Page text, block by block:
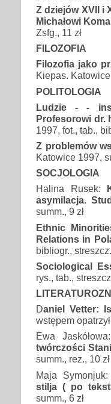
Z dziejów XVII i
Michałowi
Zsfg., 11 zł
FILOZOFIA
Filozofia jako
Kiepas.
POLITOLOGIA
Ludzie - -
Profesorowi dr.
1997, fot., tab.,
Z problemów
Katowice 1997,
SOCJOLOGIA
Halina Rusek:
asymilacja.
summ., 9 zł
Ethnic
Relations in
bibliogr.,
Sociological
rys., tab.,
Daniel Vetter:
wstępem
Ewa
twórczości
summ., rez., 10 zł
Maja Symonjuk:
stilja ( po
summ., 6 zł